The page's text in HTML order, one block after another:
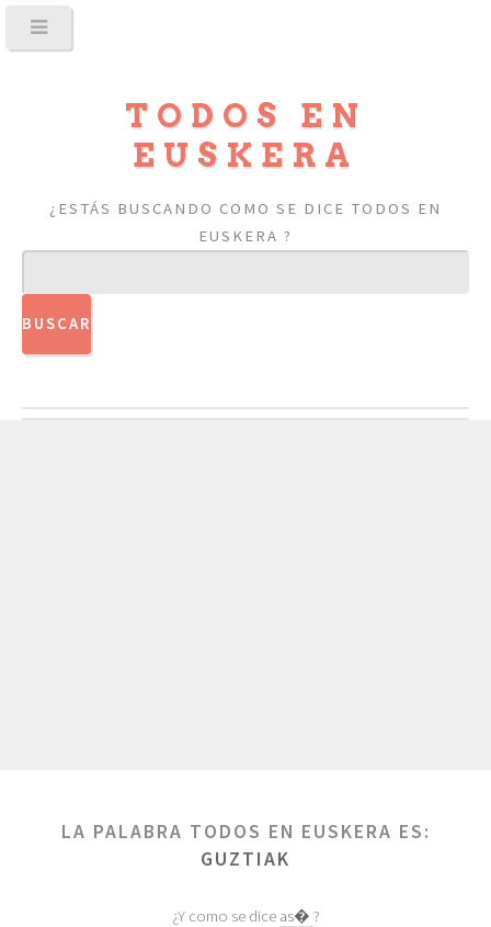
TODOS EN
EUSKERA
¿ESTÁS BUSCANDO COMO SE DICE TODOS EN
EUSKERA ?
LA PALABRA TODOS EN EUSKERA ES:
GUZTIAK
¿Y como se dice as� ?